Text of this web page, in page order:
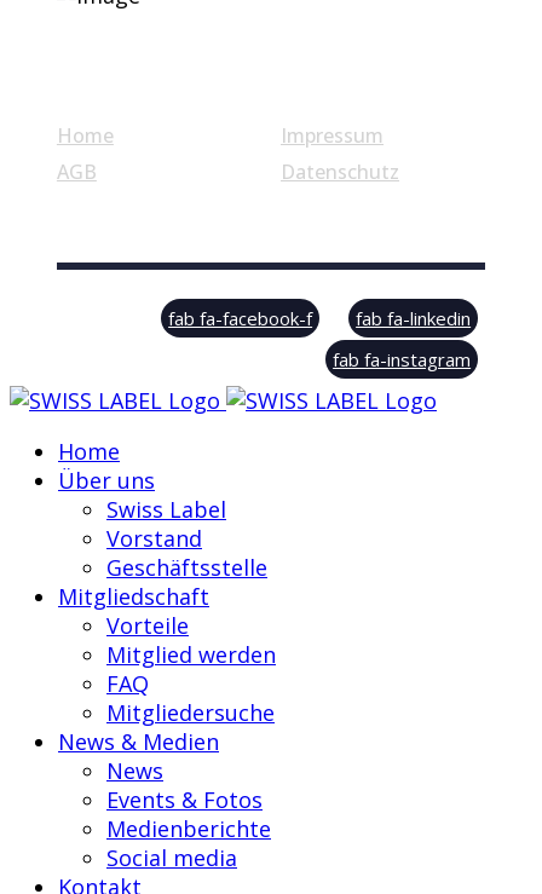
Home
AGB
Impressum
Datenschutz
© Swiss Label, All rights reserved
fab fa-facebook-f
fab fa-linkedin
fab fa-instagram
Home
Über uns
Swiss Label
Vorstand
Geschäftsstelle
Mitgliedschaft
Vorteile
Mitglied werden
FAQ
Mitgliedersuche
News & Medien
News
Events & Fotos
Medienberichte
Social media
Kontakt